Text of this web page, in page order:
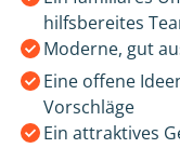
hilfsbereites
Moderne, gut
Eine offene
Vorschläge
Ein attraktives